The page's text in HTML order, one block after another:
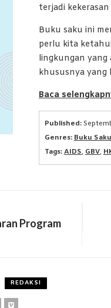
terjadi
Buku saku ini
perlu kita
lingkungan yang
khususnya yang
Baca
Published:
Genres: Buku Saku
Tags:AIDS, GBV,
Program
REDAKSI